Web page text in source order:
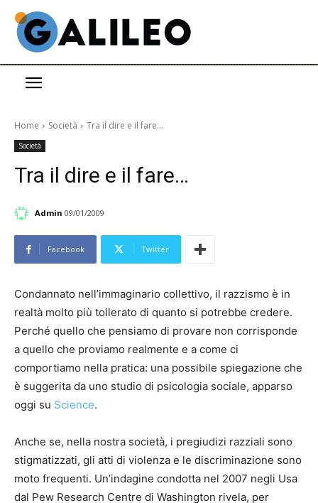
Home Società Tra il dire e il fare...
Società
Tra il dire e il fare…
Admin 09/01/2009
Facebook Twitter
Condannato nell’immaginario collettivo, il razzismo è in
realtà molto più tollerato di quanto si potrebbe credere.
Perché quello che pensiamo di provare non corrisponde
a quello che proviamo realmente e a come ci
comportiamo nella pratica: una possibile spiegazione che
è suggerita da uno studio di psicologia sociale, apparso
oggi su Science.
Anche se, nella nostra società, i pregiudizi razziali sono
stigmatizzati, gli atti di violenza e le discriminazione sono
moto frequenti. Un’indagine condotta nel 2007 negli Usa
dal Pew Research Centre di Washington rivela, per